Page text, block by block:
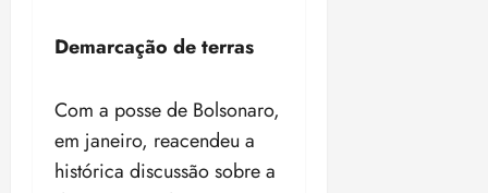
Demarcação de terras
Com a posse de Bolsonaro,
em janeiro, reacendeu a
histórica discussão sobre a